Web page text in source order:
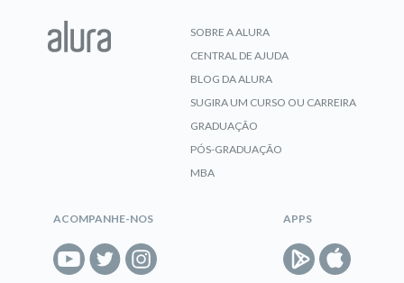
SOBRE A ALURA
CENTRAL DE AJUDA
BLOG DA ALURA
SUGIRA UM CURSO OU CARREIRA
GRADUAÇÃO
PÓS-GRADUAÇÃO
MBA
ACOMPANHE-NOS APPS